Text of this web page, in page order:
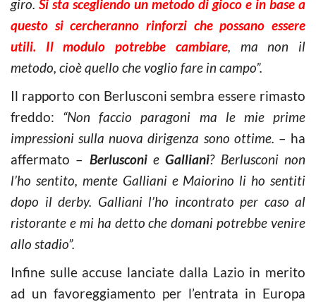
giro. Si sta scegliendo un metodo di gioco e in base a
questo si cercheranno rinforzi che possano essere
utili. Il modulo potrebbe cambiare, ma non il
metodo, cioè quello che voglio fare in campo”.
Il rapporto con Berlusconi sembra essere rimasto
freddo: “Non faccio paragoni ma le mie prime
impressioni sulla nuova dirigenza sono ottime. – ha
affermato – BerlusconieGalliani? Berlusconi non
l’ho sentito, mente Galliani e Maiorino li ho sentiti
dopo il derby. Galliani l’ho incontrato per caso al
ristorante e mi ha detto che domani potrebbe venire
allo stadio”.
Infine sulle accuse lanciate dalla Lazio in merito
ad un favoreggiamento per l’entrata in Europa